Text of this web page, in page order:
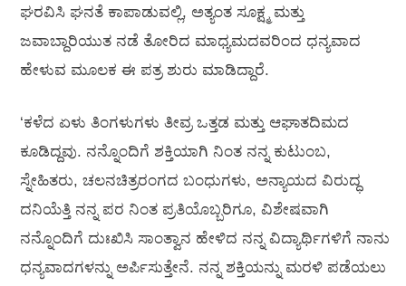
ಘರವಿಸಿ ಘನತೆ ಕಾಪಾಡುವಲ್ಲಿ, ಅತ್ಯಂತ ಸೂಕ್ಷ್ಮ ಮತ್ತು
ಜವಾಬ್ದಾರಿಯುತ ನಡೆ ತೋರಿದ ಮಾಧ್ಯಮದವರಿಂದ ಧನ್ಯವಾದ
ಹೇಳುವ ಮೂಲಕ ಈ ಪತ್ರ ಶುರು ಮಾಡಿದ್ದಾರೆ.
‘ಕಳೆದ ಏಳು ತಿಂಗಳುಗಳು ತೀವ್ರ ಒತ್ತಡ ಮತ್ತು ಆಘಾತದಿಮದ
ಕೂಡಿದ್ದವು. ನನ್ನೊಂದಿಗೆ ಶಕ್ತಿಯಾಗಿ ನಿಂತ ನನ್ನ ಕುಟುಂಬ,
ಸ್ನೇಹಿತರು, ಚಲನಚಿತ್ರರಂಗದ ಬಂಧುಗಳು, ಅನ್ಯಾಯದ ವಿರುದ್ಧ
ದನಿಯೆತ್ತಿ ನನ್ನ ಪರ ನಿಂತ ಪ್ರತಿಯೊಬ್ಬರಿಗೂ, ವಿಶೇಷವಾಗಿ
ನನ್ನೊಂದಿಗೆ ದುಃಖಿಸಿ ಸಾಂತ್ವಾನ ಹೇಳಿದ ನನ್ನ ವಿದ್ಯಾರ್ಥಿಗಳಿಗೆ ನಾನು
ಧನ್ಯವಾದಗಳನ್ನು ಅರ್ಪಿಸುತ್ತೇನೆ. ನನ್ನ ಶಕ್ತಿಯನ್ನು ಮರಳಿ ಪಡೆಯಲು